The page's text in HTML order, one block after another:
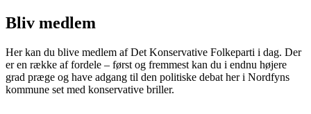
Bliv medlem
Her kan du blive medlem af Det Konservative Folkeparti i dag. Der
er en række af fordele – først og fremmest kan du i endnu højere
grad præge og have adgang til den politiske debat her i Nordfyns
kommune set med konservative briller.